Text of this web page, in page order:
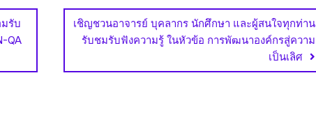
รับ
QA
เชิญชวนอาจารย์ บุคลากร นักศึกษา และผู้สนใจทุกท่าน
รับชมรับฟังความรู้ ในหัวข้อ การพัฒนาองค์กรสู่ความ
เป็นเลิศ